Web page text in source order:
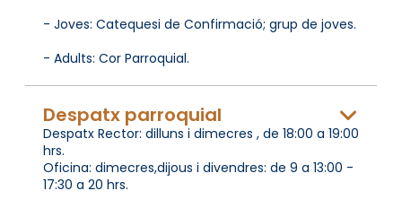
- Joves: Catequesi de Confirmació; grup de joves.
- Adults: Cor Parroquial.
Despatx parroquial
Despatx Rector: dilluns i dimecres , de 18:00 a 19:00
hrs.
Oficina: dimecres,dijous i divendres: de 9 a 13:00 -
17:30 a 20 hrs.